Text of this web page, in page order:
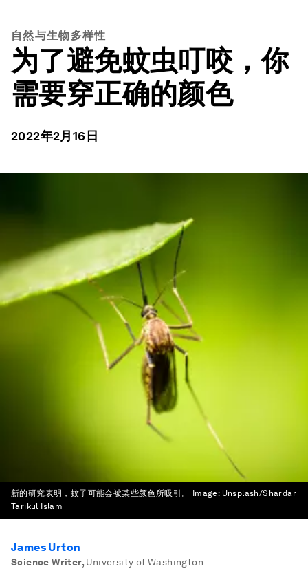
自然与生物多样性
为了避免蚊虫叮咬，你
需要穿正确的颜色
2022年2月16日
新的研究表明，蚊子可能会被某些颜色所吸引。 Image: Unsplash/Shardar
Tarikul Islam
James Urton
Science Writer, University of Washington